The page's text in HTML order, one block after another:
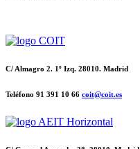
C/ Almagro 2. 1º Izq. 28010. Madrid
Teléfono 91 391 10 66 coit@coit.es